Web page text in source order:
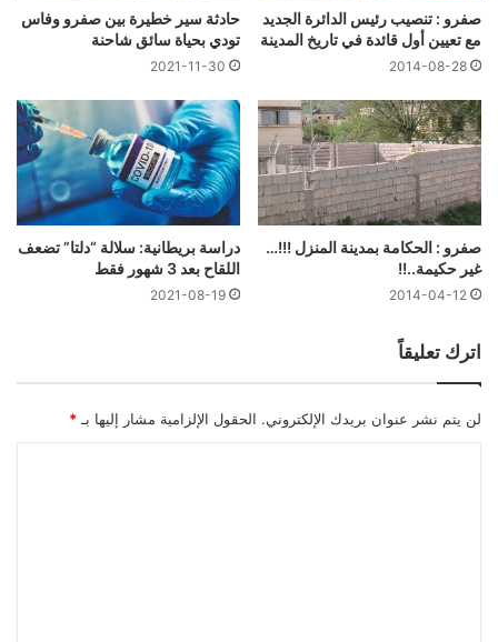
صفرو : تنصيب رئيس الدائرة الجديد
مع تعيين أول قائدة في تاريخ المدينة
2014-08-28
حادثة سير خطيرة بين صفرو وفاس
تودي بحياة سائق شاحنة
2021-11-30
صفرو : الحكامة بمدينة المنزل !!!…
غير حكيمة..!!
2014-04-12
دراسة بريطانية: سلالة “دلتا” تضعف
اللقاح بعد 3 شهور فقط
2021-08-19
اترك تعليقاً
لن يتم نشر عنوان بريدك الإلكتروني. الحقول الإلزامية مشار إليها بـ *